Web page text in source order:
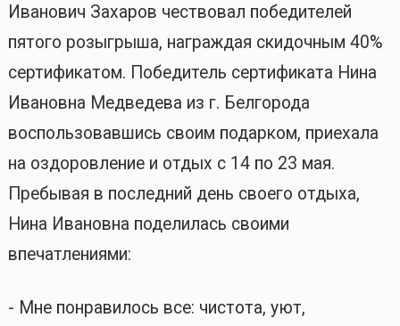
Иванович Захаров чествовал победителей
пятого розыгрыша, награждая скидочным 40%
сертификатом. Победитель сертификата Нина
Ивановна Медведева из г. Белгорода
воспользовавшись своим подарком, приехала
на оздоровление и отдых с 14 по 23 мая.
Пребывая в последний день своего отдыха,
Нина Ивановна поделилась своими
впечатлениями:
- Мне понравилось все: чистота, уют,